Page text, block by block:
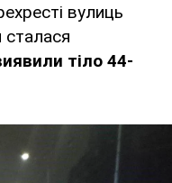
вулиць
тіло 44-